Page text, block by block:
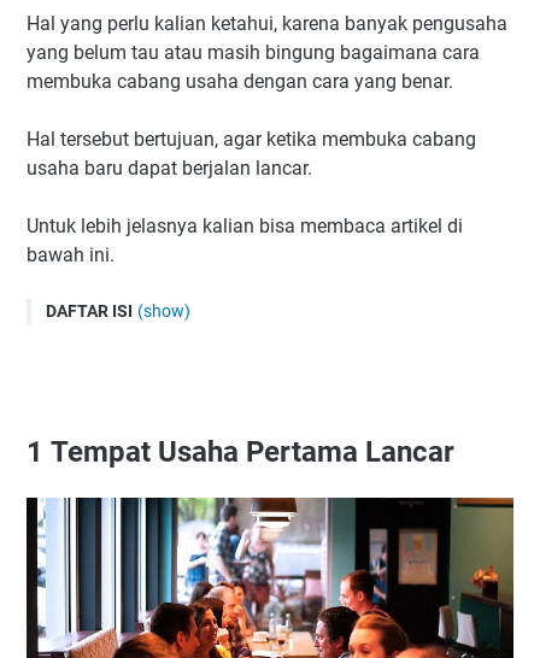
Hal yang perlu kalian ketahui, karena banyak pengusaha
yang belum tau atau masih bingung bagaimana cara
membuka cabang usaha dengan cara yang benar.
Hal tersebut bertujuan, agar ketika membuka cabang
usaha baru dapat berjalan lancar.
Untuk lebih jelasnya kalian bisa membaca artikel di
bawah ini.
DAFTAR ISI (show)
4 Pilih SDM Yang Tepat
6 Siapkan Syarat Dokumen Baru
1 Tempat Usaha Pertama Lancar